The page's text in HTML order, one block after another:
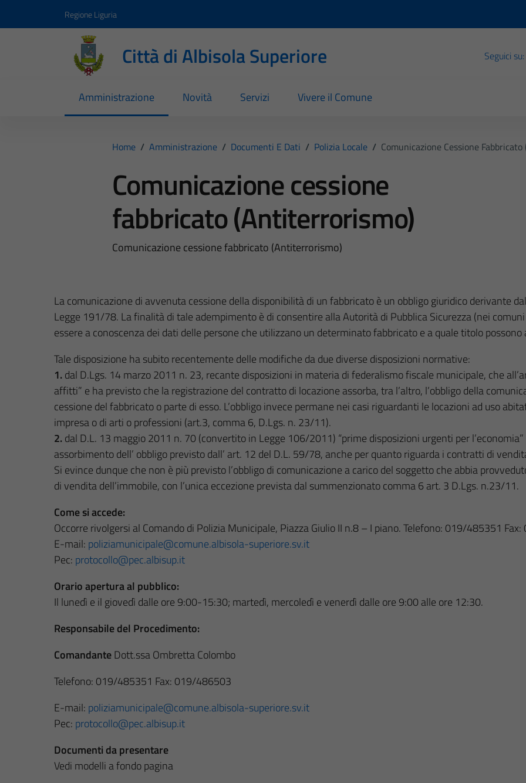
Regione Liguria
Città di Albisola Superiore Seguici su:
Amministrazione Novità Servizi Vivere il Comune
Home / Amministrazione / Documenti E Dati / Polizia Locale / Comunicazione Cessione
Comunicazione cessione
fabbricato (Antiterrorismo)
Comunicazione cessione fabbricato (Antiterrorismo)
La comunicazione di avvenuta cessione della disponibilità di un fabbricato è un obbligo giuridico derivante
Legge 191/78. La finalità di tale adempimento è di consentire alla Autorità di Pubblica Sicurezza (nei
essere a conoscenza dei dati delle persone che utilizzano un determinato fabbricato e a quale titolo possono
Tale disposizione ha subito recentemente delle modifiche da due diverse disposizioni normative:
1. dal D.Lgs. 14 marzo 2011 n. 23, recante disposizioni in materia di federalismo fiscale municipale, che
affitti” e ha previsto che la registrazione del contratto di locazione assorba, tra l’altro, l’obbligo della
cessione del fabbricato o parte di esso. L’obbligo invece permane nei casi riguardanti le locazioni ad uso
impresa o di arti o professioni (art.3, comma 6, D.Lgs. n. 23/11).
2. dal D.L. 13 maggio 2011 n. 70 (convertito in Legge 106/2011) “prime disposizioni urgenti per
assorbimento dell’ obbligo previsto dall’ art. 12 del D.L. 59/78, anche per quanto riguarda i contratti di
Si evince dunque che non è più previsto l’obbligo di comunicazione a carico del soggetto che abbia
di vendita dell’immobile, con l’unica eccezione prevista dal summenzionato comma 6 art. 3 D.Lgs. n.23/11.
Come si accede:
Occorre rivolgersi al Comando di Polizia Municipale, Piazza Giulio II n.8 – I piano. Telefono: 019/485351
E-mail: poliziamunicipale@comune.albisola-superiore.sv.it
Pec: protocollo@pec.albisup.it
Orario apertura al pubblico:
Il lunedì e il giovedì dalle ore 9:00-15:30; martedì, mercoledì e venerdì dalle ore 9:00 alle ore 12:30.
Responsabile del Procedimento:
ComandanteDott.ssa Ombretta Colombo
Telefono: 019/485351 Fax: 019/486503
E-mail: poliziamunicipale@comune.albisola-superiore.sv.it
Pec: protocollo@pec.albisup.it
Documenti da presentare
Vedi modelli a fondo pagina